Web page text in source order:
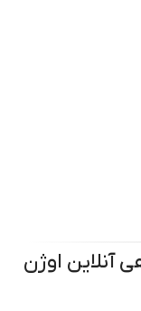
آنلاین اوژن